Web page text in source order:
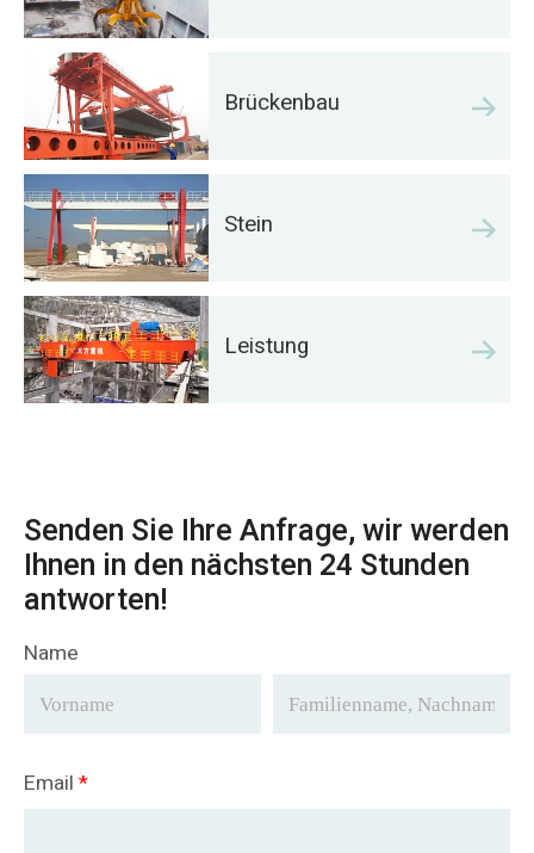
Brückenbau
Stein
Leistung
Senden Sie Ihre Anfrage, wir werden
Ihnen in den nächsten 24 Stunden
antworten!
Name
Email *